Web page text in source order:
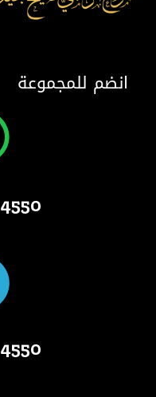
انضم للمجموعة
4550 824 514 1 +
4550 824 514 1 +